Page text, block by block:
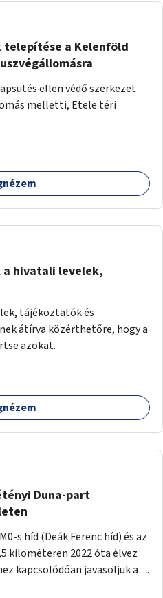
telepítése a Kelenföld
ellen védő szerkezet
melletti, Etele téri
hivatali levelek,
tájékoztatók és
átírva közérthetőre, hogy a
azokat.
Duna-part
s híd (Deák Ferenc híd) és az
kilométeren 2022 óta élvez
kapcsolódóan javasoljuk a